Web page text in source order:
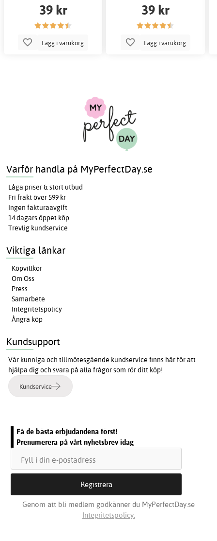
39 kr
Lägg i varukorg
39 kr
Lägg i varukorg
Varför handla på MyPerfectDay.se
Låga priser & stort utbud
Fri frakt över 599 kr
Ingen fakturaavgift
14 dagars öppet köp
Trevlig kundservice
Viktiga länkar
Köpvillkor
Om Oss
Press
Samarbete
Integritetspolicy
Ångra köp
Kundsupport
Vår kunniga och tillmötesgående kundservice finns här för att
hjälpa dig och svara på alla frågor som rör ditt köp!
Kundservice
Få de bästa erbjudandena först!
Prenumerera på vårt nyhetsbrev idag
Genom att bli medlem godkänner du MyPerfectDay.se
Integritetspolicy.